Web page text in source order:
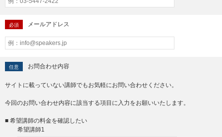
必須 メールアドレス
任意 お問合わせ内容
サイトに載っていない講師でもお気軽にお問い合わせください。
今回のお問い合わせ内容に該当する項目に入力をお願いいたします。
■ 希望講師の料金を確認したい
希望講師1